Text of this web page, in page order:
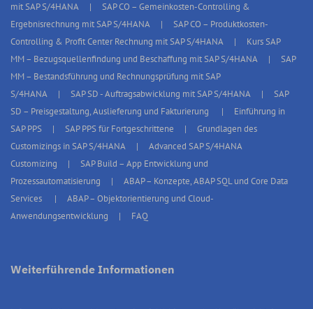
mit SAP S/4HANA
SAP CO – Gemeinkosten-Controlling &
Ergebnisrechnung mit SAP S/4HANA
SAP CO – Produktkosten-
Controlling & Profit Center Rechnung mit SAP S/4HANA
Kurs SAP
MM – Bezugsquellenfindung und Beschaffung mit SAP S/4HANA
SAP
MM – Bestandsführung und Rechnungsprüfung mit SAP
S/4HANA
SAP SD - Auftragsabwicklung mit SAP S/4HANA
SAP
SD – Preisgestaltung, Auslieferung und Fakturierung
Einführung in
SAP PPS
SAP PPS für Fortgeschrittene
Grundlagen des
Customizings in SAP S/4HANA
Advanced SAP S/4HANA
Customizing
SAP Build – App Entwicklung und
Prozessautomatisierung
ABAP – Konzepte, ABAP SQL und Core Data
Services
ABAP – Objektorientierung und Cloud-
Anwendungsentwicklung
FAQ
Weiterführende Informationen